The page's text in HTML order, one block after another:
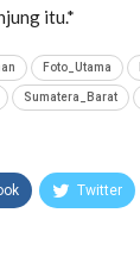
itu.*
Foto_Utama
Sumatera_Barat
Twitter